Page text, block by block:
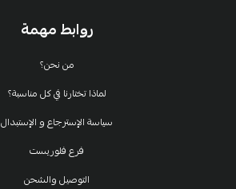
روابط مهمة
من نحن؟
لماذا تختارنا في كل مناسبة؟
سياسة الإسترجاع و الإستبدال
فرع فلوريست
التوصيل والشحن